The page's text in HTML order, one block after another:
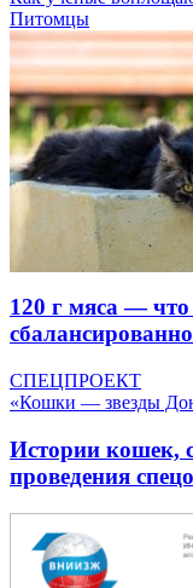
Питомцы
120 г мяса —
СПЕЦПРОЕКТ
«Кошки — звезды
Истории кошек,
проведения